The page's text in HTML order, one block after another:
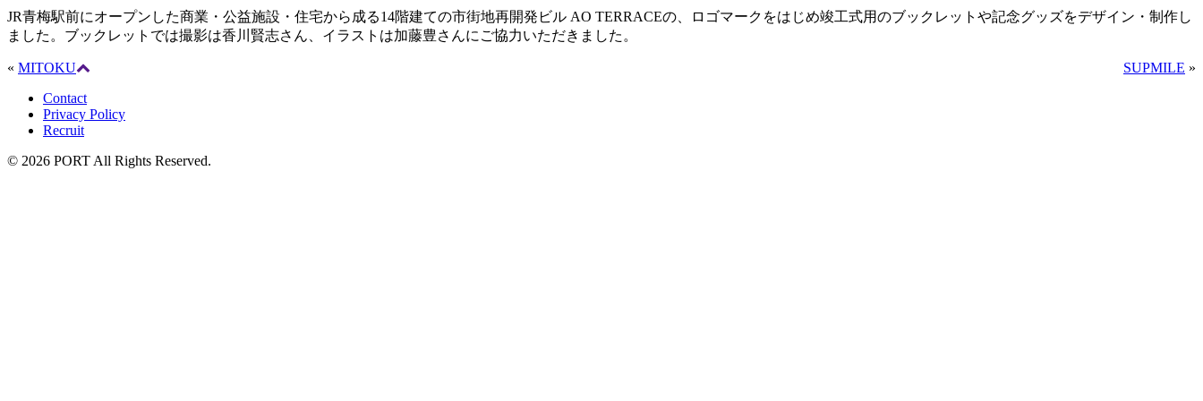
JR青梅駅前にオープンした商業・公益施設・住宅から成る14階建ての市街地再開発ビル AO TERRACEの、ロゴマークをはじめ竣工式用のブックレットや記念グッズをデザイン・制作し
ました。ブックレットでは撮影は香川賢志さん、イラストは加藤豊さんにご協力いただきました。
« MITOKU SUPMILE »
Contact
Privacy Policy
Recruit
© 2026 PORT All Rights Reserved.